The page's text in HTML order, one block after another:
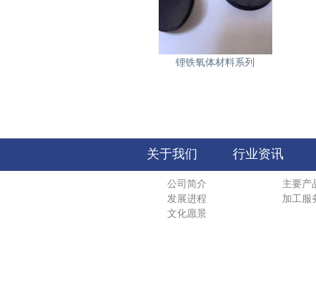
锂铁氧体材料系列
关于我们 行业资讯
公司简介
发展进程
文化愿景
主要产
加工服